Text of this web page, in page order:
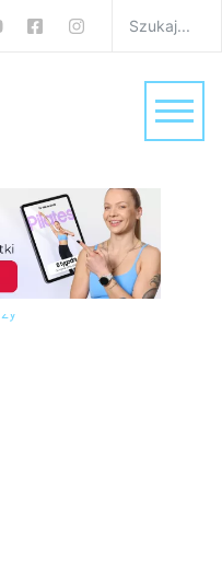
w
7
na zdrowie,Zdrowie